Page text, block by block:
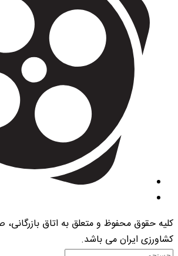
کلیه حقوق محفوظ و متعلق به اتاق بازرگانی،
کشاورزی ایران می باشد.